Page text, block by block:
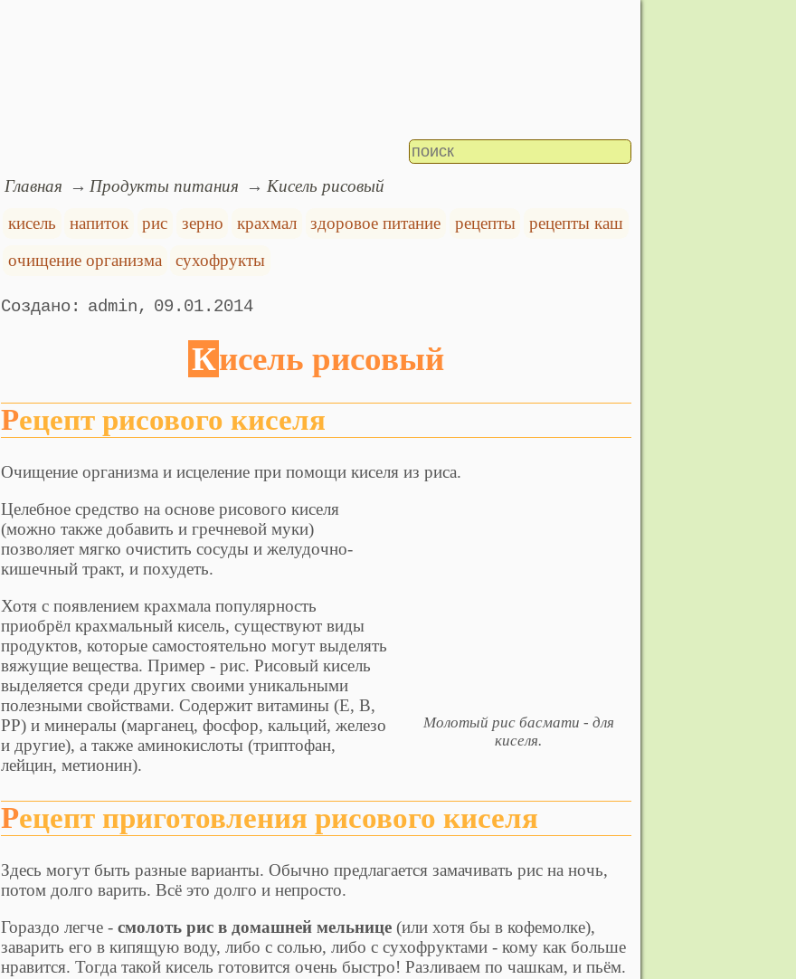
Главная Продукты питания
Кисель рисовый
кисель
напиток рис зерно крахмал здоровое питание рецепты
рецепты каш
очищение организма
сухофрукты
admin 09.01.2014
Кисель рисовый
Рецепт рисового киселя
Очищение организма и исцеление при помощи киселя из риса.
Молотый рис басмати - для
киселя.
Целебное средство на основе рисового киселя
(можно также добавить и гречневой муки)
позволяет мягко очистить сосуды и желудочно-
кишечный тракт, и похудеть.
Хотя с появлением крахмала популярность
приобрёл крахмальный кисель, существуют виды
продуктов, которые самостоятельно могут выделять
вяжущие вещества. Пример - рис. Рисовый кисель
выделяется среди других своими уникальными
полезными свойствами. Содержит витамины (E, B,
PP) и минералы (марганец, фосфор, кальций, железо
и другие), а также аминокислоты (триптофан,
лейцин, метионин).
Рецепт приготовления рисового киселя
Здесь могут быть разные варианты. Обычно предлагается замачивать рис на ночь,
потом долго варить. Всё это долго и непросто.
Гораздо легче -смолоть рис в домашней мельнице (или хотя бы в кофемолке),
заварить его в кипящую воду, либо с солью, либо с сухофруктами - кому как больше
нравится. Тогда такой кисель готовится очень быстро! Разливаем по чашкам, и пьём.